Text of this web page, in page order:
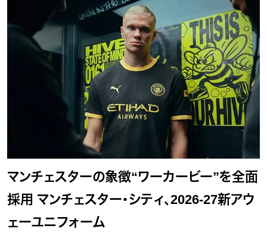
マンチェスターの象徴“ワーカービー”を全面
採用 マンチェスター・シティ、2026-27新アウ
ェーユニフォーム